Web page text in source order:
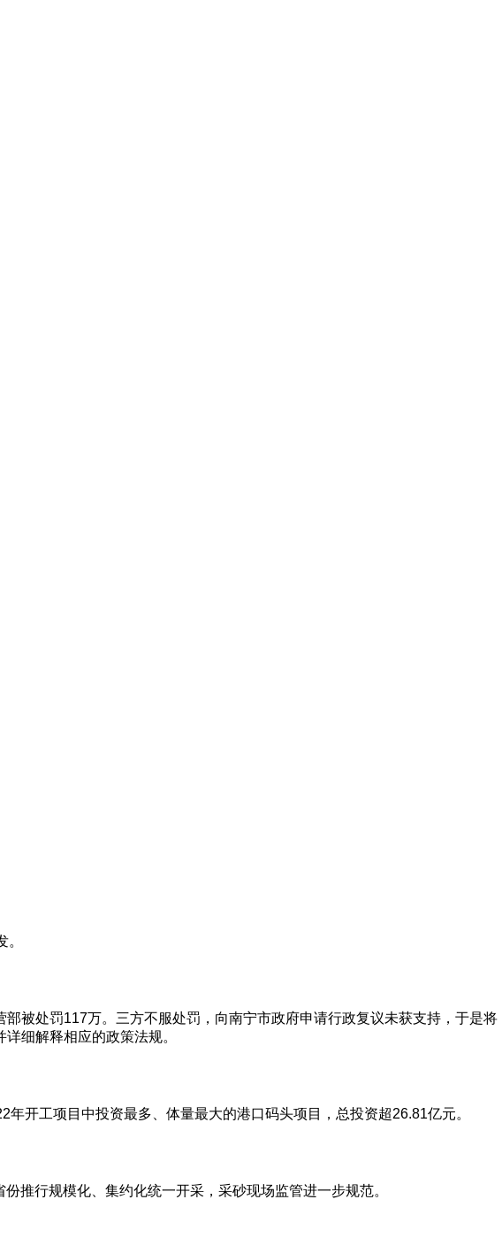
被处罚117万。三方不服处罚，向南宁市政府申请行政复议未获支持，于是将
细解释相应的政策法规。
开工项目中投资最多、体量最大的港口码头项目，总投资超26.81亿元。
推行规模化、集约化统一开采，采砂现场监管进一步规范。